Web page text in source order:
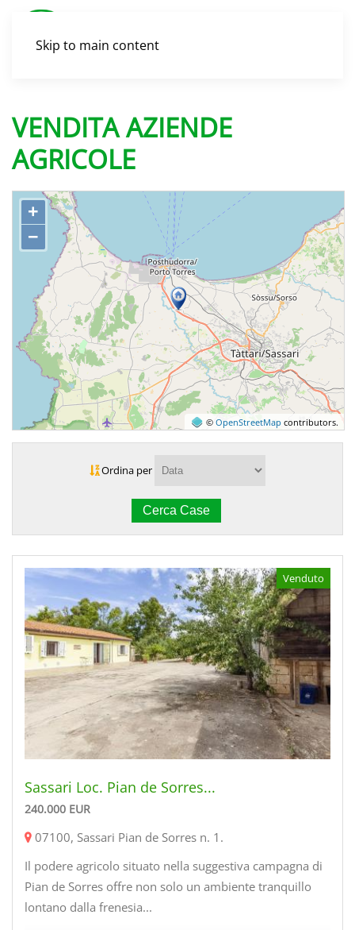
Skip to main content
VENDITA AZIENDE
AGRICOLE
+
−
© OpenStreetMap contributors.
Ordina per
Venduto
Sassari Loc. Pian de Sorres...
240.000 EUR
07100, Sassari Pian de Sorres n. 1 .
Il podere agricolo situato nella suggestiva campagna di
Pian de Sorres offre non solo un ambiente tranquillo
lontano dalla frenesia...